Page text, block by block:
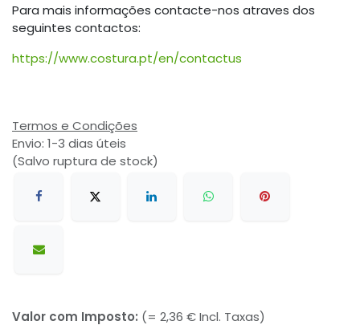
Para mais informações contacte-nos atraves dos
seguintes contactos:
https://www.costura.pt/en/contactus
Termos e Condições
Envio: 1-3 dias úteis
(Salvo ruptura de stock)
Valor com Imposto: (= 2,36 € Incl. Taxas)